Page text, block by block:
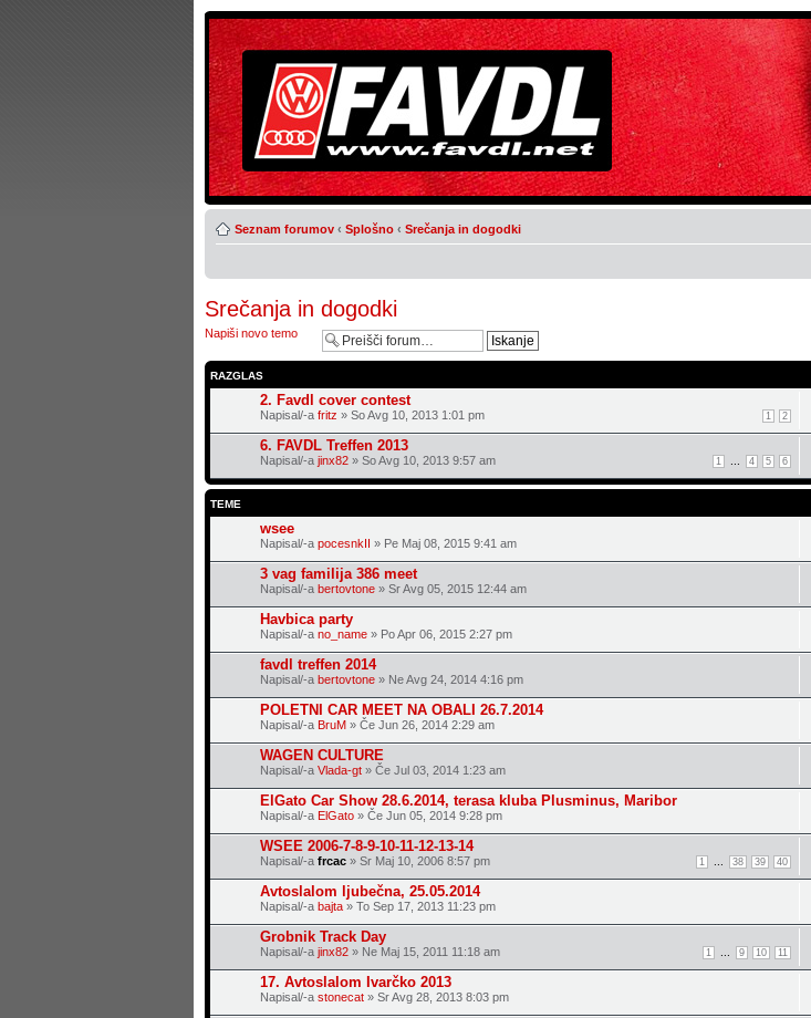
Seznam forumov ‹ Splošno ‹ Srečanja in dogodki
Srečanja in dogodki
Napiši novo temo
RAZGLAS
2. Favdl cover contest
1 2
Napisal/-a fritz » So Avg 10, 2013 1:01 pm
6. FAVDL Treffen 2013
1 4 5 6
Napisal/-a jinx82» So Avg 10, 2013 9:57 am
TEME
wsee
Napisal/-a pocesnkII » Pe Maj 08, 2015 9:41 am
3 vag familija 386 meet
Napisal/-a bertovtone» Sr Avg 05, 2015 12:44 am
Havbica party
Napisal/-a no_name» Po Apr 06, 2015 2:27 pm
favdl treffen 2014
Napisal/-a bertovtone» Ne Avg 24, 2014 4:16 pm
POLETNI CAR MEET NA OBALI 26.7.2014
Napisal/-a BruM» Če Jun 26, 2014 2:29 am
WAGEN CULTURE
Napisal/-a Vlada-gt» Če Jul 03, 2014 1:23 am
ElGato Car Show 28.6.2014, terasa kluba Plusminus, Maribor
Napisal/-a ElGato» Če Jun 05, 2014 9:28 pm
WSEE 2006-7-8-9-10-11-12-13-14
1 38 39 40
Napisal/-a frcac» Sr Maj 10, 2006 8:57 pm
Avtoslalom ljubečna, 25.05.2014
Napisal/-a bajta» To Sep 17, 2013 11:23 pm
Grobnik Track Day
1 9 10 11
Napisal/-a jinx82» Ne Maj 15, 2011 11:18 am
17. Avtoslalom Ivarčko 2013
Napisal/-a stonecat» Sr Avg 28, 2013 8:03 pm